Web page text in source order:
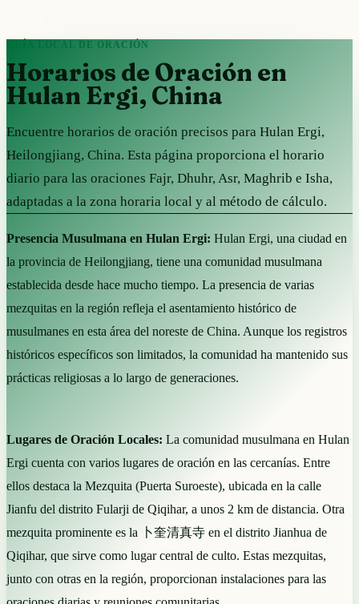
GUÍA LOCAL DE ORACIÓN
Horarios de Oración en
Hulan Ergi, China
Encuentre horarios de oración precisos para Hulan Ergi,
Heilongjiang, China. Esta página proporciona el horario
diario para las oraciones Fajr, Dhuhr, Asr, Maghrib e Isha,
adaptadas a la zona horaria local y al método de cálculo.
Presencia Musulmana en Hulan Ergi: Hulan Ergi, una ciudad en
la provincia de Heilongjiang, tiene una comunidad musulmana
establecida desde hace mucho tiempo. La presencia de varias
mezquitas en la región refleja el asentamiento histórico de
musulmanes en esta área del noreste de China. Aunque los registros
históricos específicos son limitados, la comunidad ha mantenido sus
prácticas religiosas a lo largo de generaciones.
Lugares de Oración Locales: La comunidad musulmana en Hulan
Ergi cuenta con varios lugares de oración en las cercanías. Entre
ellos destaca la Mezquita (Puerta Suroeste), ubicada en la calle
Jianfu del distrito Fularji de Qiqihar, a unos 2 km de distancia. Otra
mezquita prominente es la 卜奎清真寺 en el distrito Jianhua de
Qiqihar, que sirve como lugar central de culto. Estas mezquitas,
junto con otras en la región, proporcionan instalaciones para las